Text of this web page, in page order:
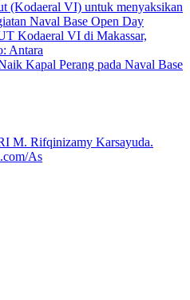
Kapal Perang pada Naval Base